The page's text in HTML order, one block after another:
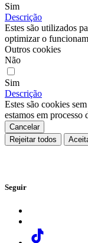
Sim
Descrição
Estes são utilizados
optimizar o
Outros cookies
Não
Sim
Descrição
Estes são cookies
estamos em processo
Cancelar
Rejeitar todos
Seguir